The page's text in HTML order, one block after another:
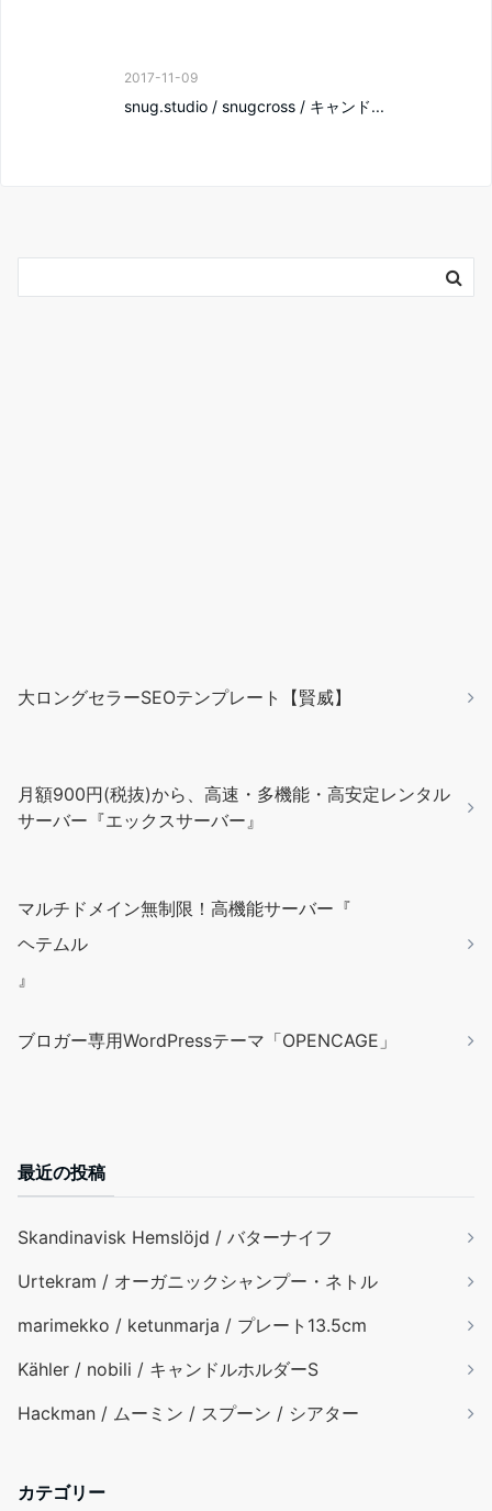
2017-11-09
snug.studio / snugcross / キャンド...
大ロングセラーSEOテンプレート【賢威】
月額900円(税抜)から、高速・多機能・高安定レンタル
サーバー『エックスサーバー』
マルチドメイン無制限！高機能サーバー『
ヘテムル
』
ブロガー専用WordPressテーマ「OPENCAGE」
最近の投稿
Skandinavisk Hemslöjd / バターナイフ
Urtekram / オーガニックシャンプー・ネトル
marimekko / ketunmarja / プレート13.5cm
Kähler / nobili / キャンドルホルダーS
Hackman / ムーミン / スプーン / シアター
カテゴリー